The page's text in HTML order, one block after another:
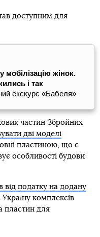
доступним для
мобілізацію жінок.
і так
екскурс «Бабеля»
частин Збройних
дві моделі
пластиною, що є
особливості будови
від податку на додану
комплексів
пластин для